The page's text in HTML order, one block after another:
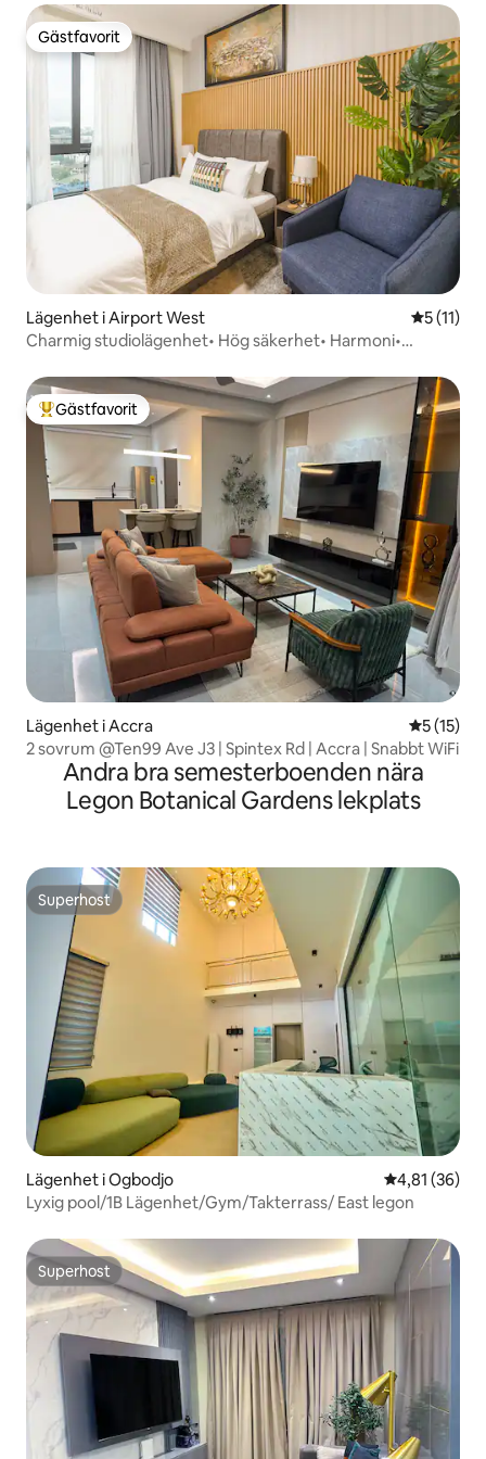
Gästfavorit
Gästfavorit
Lägenhet i Airport West 5 av 5 i
5 (11)
Charmig studiolägenhet• Hög säkerhet• Harmoni•
Populär gästfavorit
Gästfavorit
Lägenhet i Accra 5 av 5 i
5 (15)
2 sovrum @Ten99 Ave J3 | Spintex Rd | Accra | Snabbt WiFi
Andra bra semesterboenden nära
Legon Botanical Gardens lekplats
Superhost
Superhost
Lägenhet i Ogbodjo 4,81 av 5 i
4,81 (36)
Lyxig pool/1B Lägenhet/Gym/Takterrass/ East legon
Superhost
Superhost